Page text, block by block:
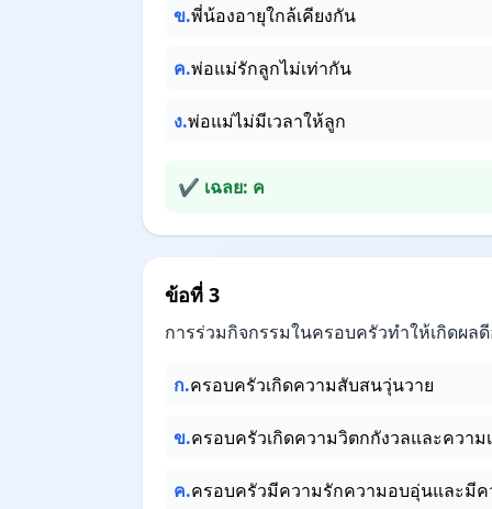
ข.พี่น้องอายุใกล้เคียงกัน
ค.พ่อแม่รักลูกไม่เท่ากัน
ง.พ่อแม่ไม่มีเวลาให้ลูก
✔ เฉลย: ค
ข้อที่ 3
การร่วมกิจกรรมในครอบครัวทำให้เกิดผลดี
ก.ครอบครัวเกิดความสับสนวุ่นวาย
ข.ครอบครัวเกิดความวิตกกังวลและความ
ค.ครอบครัวมีความรักความอบอุ่นและมี